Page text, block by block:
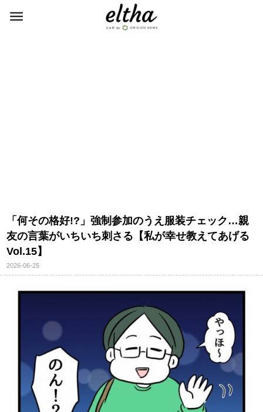
「何その格好!?」強制参加のうえ服装チェック…親
友の言葉がいちいち刺さる【私が幸せ教えてあげる
Vol.15】
2026-06-25